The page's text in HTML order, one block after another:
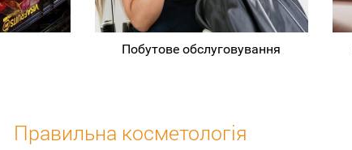
Побутове обслуговування
Правильна косметологія